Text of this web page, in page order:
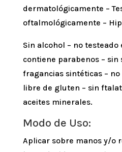
dermatológicamente –
oftalmológicamente –
Sin alcohol – no testeado
contiene parabenos – sin
fragancias sintéticas –
libre de gluten – sin
aceites minerales.
Modo de Uso:
Aplicar sobre manos y/o